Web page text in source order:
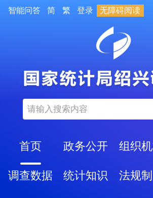
智能问答 简 繁 登录 无障碍阅读
首页 政务公开 组织
调查数据 统计知识 法规